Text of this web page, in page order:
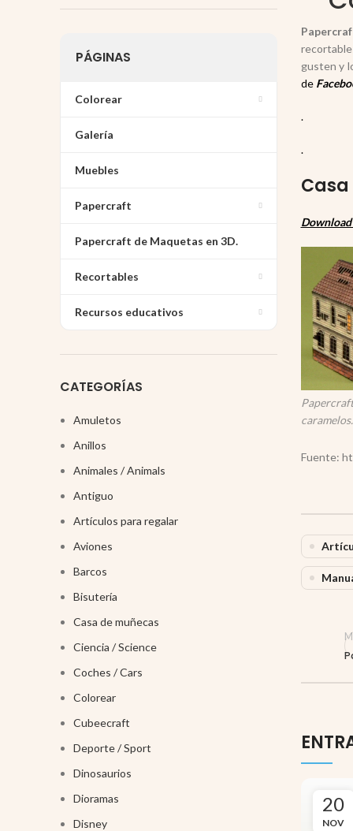
gusten y
de
.
.
Download
caramelos.
Fuente:
20
NOV
PÁGINAS
Colorear
Galería
Muebles
Papercraft
Papercraft de Maquetas en 3D.
Recortables
Recursos educativos
CATEGORÍAS
Amuletos
Anillos
Animales / Animals
Antiguo
Artículos para regalar
Aviones
Barcos
Bisutería
Casa de muñecas
Ciencia / Science
Coches / Cars
Colorear
Cubeecraft
Deporte / Sport
Dinosaurios
Dioramas
Disney